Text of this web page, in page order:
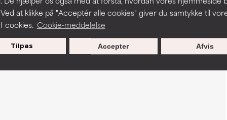
at klikke på "Acceptér alle cookies" giver du samtykke til
cookies. Cookie-meddelelse
Tilpas Afvis
Accepter